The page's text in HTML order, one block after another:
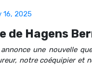
16, 2025
Hagens
une nouvelle
notre coéquipier et